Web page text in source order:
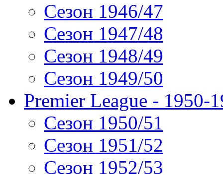
Сезон 1946/47
Сезон 1947/48
Сезон 1948/49
Сезон 1949/50
Premier League - 1950-
Сезон 1950/51
Сезон 1951/52
Сезон 1952/53